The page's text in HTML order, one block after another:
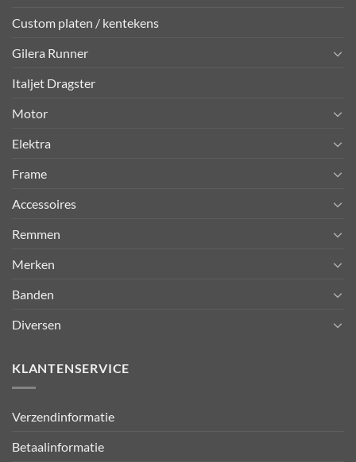
Custom platen / kentekens
Gilera Runner
Italjet Dragster
Motor
Elektra
Frame
Accessoires
Remmen
Merken
Banden
Diversen
KLANTENSERVICE
Verzendinformatie
Betaalinformatie